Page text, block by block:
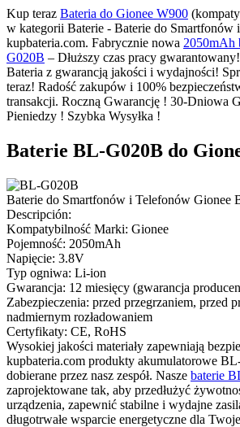
Kup teraz Bateria do Gionee W900
w kategorii Baterie - Baterie do Smartfonów
kupbateria.com. Fabrycznie nowa 2050mAh
G020B – Dłuższy czas pracy
Bateria z gwarancją jakości i wydajności!
teraz! Radość zakupów i 100%
transakcji. Roczną Gwarancję ! 30-Dniowa
Pieniedzy ! Szybka Wysyłka !
Baterie BL-G020B do
Baterie do Smartfonów i Telefonów Gionee
Descripción:
Kompatybilność Marki: Gionee
Pojemność: 2050mAh
Napięcie: 3.8V
Typ ogniwa: Li-ion
Gwarancja: 12 miesięcy (gwarancja
Zabezpieczenia: przed przegrzaniem, przed
nadmiernym rozładowaniem
Certyfikaty: CE, RoHS
Wysokiej jakości materiały zapewniają
kupbateria.com produkty akumulatorowe
dobierane przez nasz zespół. Nasze baterie
zaprojektowane tak, aby przedłużyć
urządzenia, zapewnić stabilne i wydajne
długotrwałe wsparcie energetyczne dla